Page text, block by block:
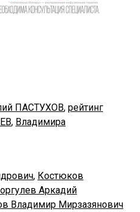
ПАСТУХОВ, рейтинг
, Владимира
, Костюков
Аркадий
Владимир Мирзазянович